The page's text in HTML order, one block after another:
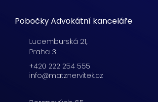
Pobočky Advokátní kanceláře
Lucemburská 21,
Praha 3
+420 222 254 555
info@matznervitek.cz
Beranových 65,